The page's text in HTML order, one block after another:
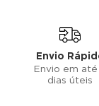
Envio
Envio em até
dias úteis